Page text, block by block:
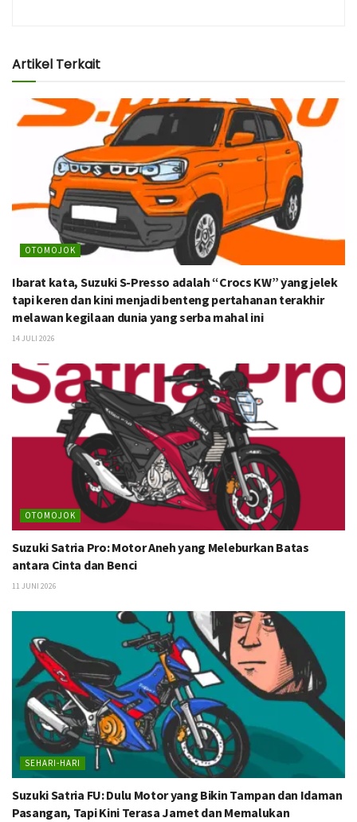
Artikel Terkait
OTOMOJOK
Ibarat kata, Suzuki S-Presso adalah “Crocs KW” yang jelek
tapi keren dan kini menjadi benteng pertahanan terakhir
melawan kegilaan dunia yang serba mahal ini
14 JULI 2026
OTOMOJOK
Suzuki Satria Pro: Motor Aneh yang Meleburkan Batas
antara Cinta dan Benci
11 JUNI 2026
SEHARI-HARI
Suzuki Satria FU: Dulu Motor yang Bikin Tampan dan Idaman
Pasangan, Tapi Kini Terasa Jamet dan Memalukan